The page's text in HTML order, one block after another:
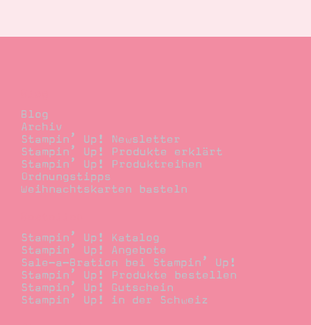
Blog
Archiv
Stampin’ Up! Newsletter
Stampin’ Up! Produkte erklärt
Stampin’ Up! Produktreihen
Ordnungstipps
Weihnachtskarten basteln
Stampin’ Up! Katalog
Stampin’ Up! Angebote
Sale-a-Bration bei Stampin’ Up!
Stampin’ Up! Produkte bestellen
Stampin’ Up! Gutschein
Stampin’ Up! in der Schweiz